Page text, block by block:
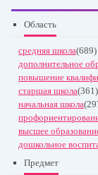
Область
средняя школа(689)
дополнительное
повышение
старшая школа(361)
начальная школа
высшее
дошкольное
Предмет